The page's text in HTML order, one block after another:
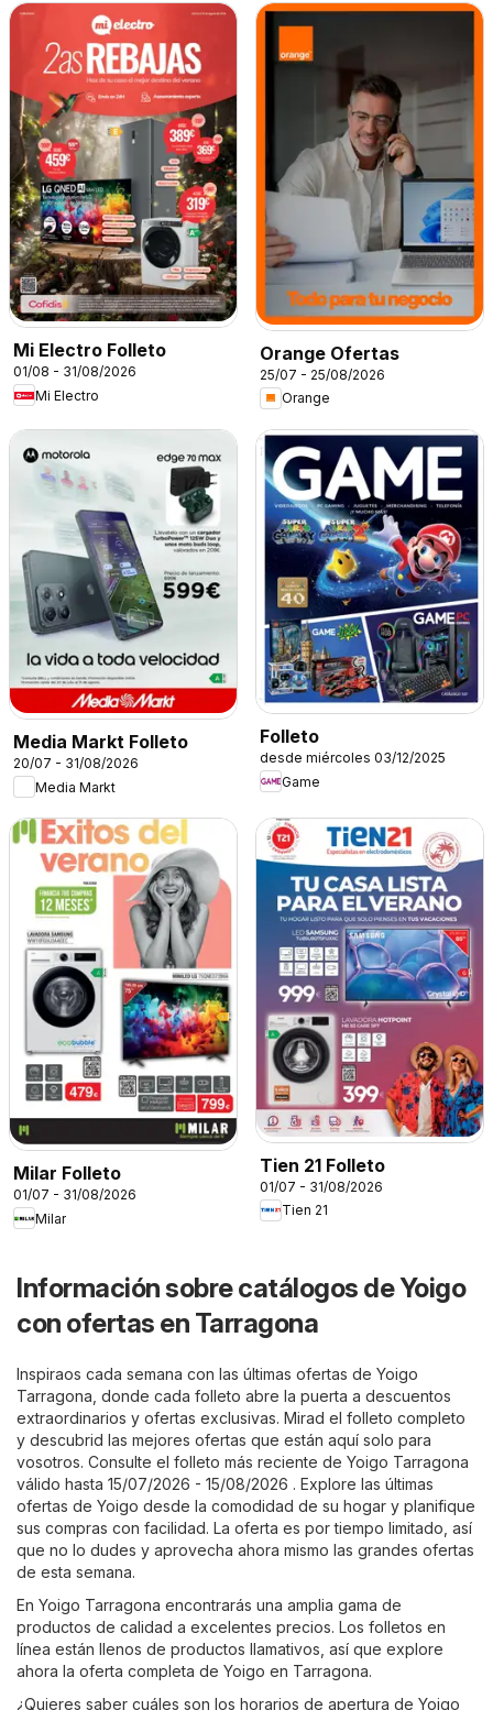
Mi Electro Folleto
01/08 - 31/08/2026
Mi Electro
Orange Ofertas
25/07 - 25/08/2026
Orange
Media Markt Folleto
20/07 - 31/08/2026
Media Markt
Folleto
desde miércoles 03/12/2025
Game
Milar Folleto
01/07 - 31/08/2026
Milar
Tien 21 Folleto
01/07 - 31/08/2026
Tien 21
Información sobre catálogos de Yoigo
con ofertas en Tarragona
Inspiraos cada semana con las últimas ofertas de Yoigo
Tarragona, donde cada folleto abre la puerta a descuentos
extraordinarios y ofertas exclusivas. Mirad el folleto completo
y descubrid las mejores ofertas que están aquí solo para
vosotros. Consulte el folleto más reciente de Yoigo Tarragona
válido hasta 15/07/2026 - 15/08/2026 . Explore las últimas
ofertas de Yoigo desde la comodidad de su hogar y planifique
sus compras con facilidad. La oferta es por tiempo limitado, así
que no lo dudes y aprovecha ahora mismo las grandes ofertas
de esta semana.
En Yoigo Tarragona encontrarás una amplia gama de
productos de calidad a excelentes precios. Los folletos en
línea están llenos de productos llamativos, así que explore
ahora la oferta completa de Yoigo en Tarragona.
¿Quieres saber cuáles son los horarios de apertura de Yoigo